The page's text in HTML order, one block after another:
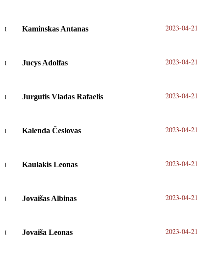
Kaminskas Antanas 2023-04-21
Jucys Adolfas 2023-04-21
Jurgutis Vladas Rafaelis 2023-04-21
Kalenda Česlovas 2023-04-21
Kaulakis Leonas 2023-04-21
Jovaišas Albinas 2023-04-21
Jovaiša Leonas 2023-04-21